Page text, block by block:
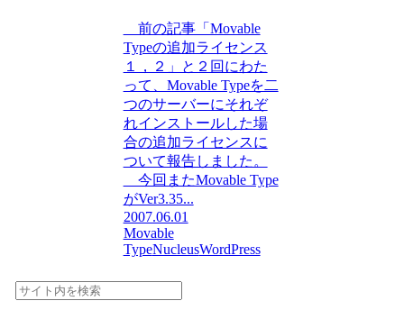
前の記事「Movable
Typeの追加ライセンス
１，２」と２回にわた
って、Movable Typeを二
つのサーバーにそれぞ
れインストールした場
合の追加ライセンスに
ついて報告しました。
今回またMovable Type
がVer3.35...
2007.06.01
Movable
TypeNucleusWordPress